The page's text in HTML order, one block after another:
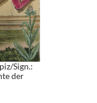
Sign.:
der